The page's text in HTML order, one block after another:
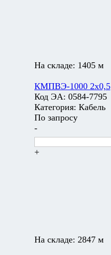
На складе: 1405 м
КМПВЭ-1000 2х0,5
Код ЭА: 0584-7795
Категория: Кабель
По запросу
-
+
На складе: 2847 м